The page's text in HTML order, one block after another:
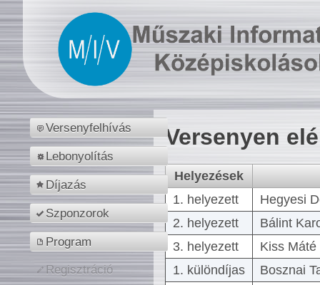
Versenyfelhívás
Lebonyolítás
Díjazás
Szponzorok
Program
Regisztráció
Versenyen
Helyezések
1. helyezett
Hegyesi
2. helyezett
Bálint
3. helyezett
Kiss
1. különdíjas
Bosznai